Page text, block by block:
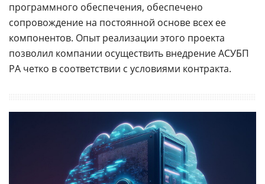
программного обеспечения, обеспечено
сопровождение на постоянной основе всех ее
компонентов. Опыт реализации этого проекта
позволил компании осуществить внедрение АСУБП
РА четко в соответствии с условиями контракта.